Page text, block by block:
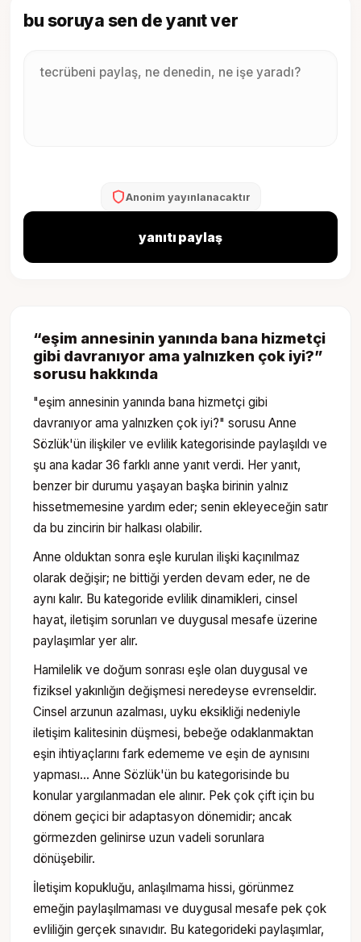
bu soruya sen de yanıt ver
Anonim yayınlanacaktır
yanıtı paylaş
“eşim annesinin yanında bana hizmetçi
gibi davranıyor ama yalnızken çok iyi?”
sorusu hakkında
"eşim annesinin yanında bana hizmetçi gibi
davranıyor ama yalnızken çok iyi?" sorusu Anne
Sözlük'ün ilişkiler ve evlilik kategorisinde paylaşıldı ve
şu ana kadar 36 farklı anne yanıt verdi. Her yanıt,
benzer bir durumu yaşayan başka birinin yalnız
hissetmemesine yardım eder; senin ekleyeceğin satır
da bu zincirin bir halkası olabilir.
Anne olduktan sonra eşle kurulan ilişki kaçınılmaz
olarak değişir; ne bittiği yerden devam eder, ne de
aynı kalır. Bu kategoride evlilik dinamikleri, cinsel
hayat, iletişim sorunları ve duygusal mesafe üzerine
paylaşımlar yer alır.
Hamilelik ve doğum sonrası eşle olan duygusal ve
fiziksel yakınlığın değişmesi neredeyse evrenseldir.
Cinsel arzunun azalması, uyku eksikliği nedeniyle
iletişim kalitesinin düşmesi, bebeğe odaklanmaktan
eşin ihtiyaçlarını fark edememe ve eşin de aynısını
yapması… Anne Sözlük'ün bu kategorisinde bu
konular yargılanmadan ele alınır. Pek çok çift için bu
dönem geçici bir adaptasyon dönemidir; ancak
görmezden gelinirse uzun vadeli sorunlara
dönüşebilir.
İletişim kopukluğu, anlaşılmama hissi, görünmez
emeğin paylaşılmaması ve duygusal mesafe pek çok
evliliğin gerçek sınavıdır. Bu kategorideki paylaşımlar,